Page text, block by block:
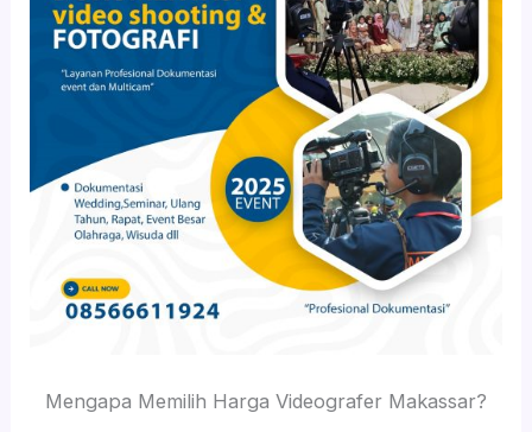
Mengapa Memilih Harga Videografer Makassar?